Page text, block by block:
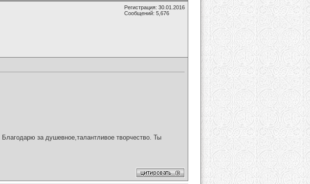
Регистрация: 30.01.2016
Сообщений: 5,676
за душевное,талантливое творчество. Ты